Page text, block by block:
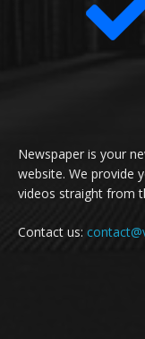
Newspaper is your
website. We provide
videos straight from
Contact us: